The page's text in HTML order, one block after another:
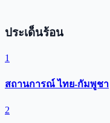
ประเด็นร้อน
1
สถานการณ์ ไทย-กัมพูชา
2